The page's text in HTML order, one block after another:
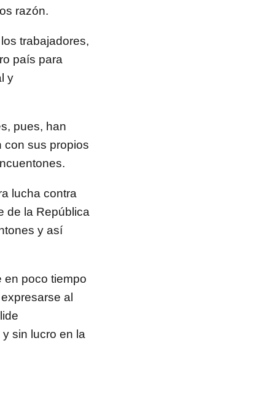
razón.
trabajadores,
país para
y
pues, han
con sus propios
lucha contra
de la República
y así
en poco tiempo
al
sin lucro en la